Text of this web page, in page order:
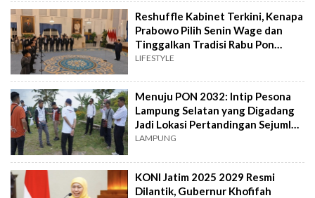
Reshuffle Kabinet Terkini, Kenapa
Prabowo Pilih Senin Wage dan
Tinggalkan Tradisi Rabu Pon
Jokowi?
LIFESTYLE
Menuju PON 2032: Intip Pesona
Lampung Selatan yang Digadang
Jadi Lokasi Pertandingan Sejumlah
Cabor
LAMPUNG
KONI Jatim 2025 2029 Resmi
Dilantik, Gubernur Khofifah